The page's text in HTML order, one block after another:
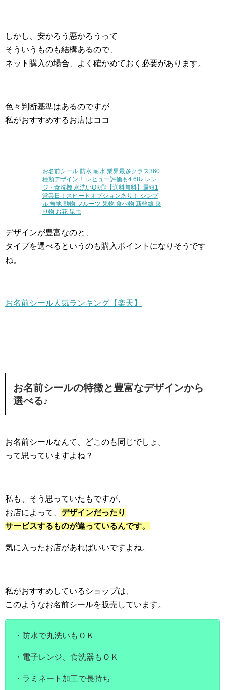
しかし、安かろう悪かろうって
そういうものも結構あるので、
ネット購入の場合、よく確かめておく必要があります。
色々判断基準はあるのですが
私がおすすめするお店はココ
お名前シール 防水 耐水 業界最多クラス360
種類デザイン！ レビュー評価も4.68♪ レン
ジ・食洗機 水洗いOK◎【送料無料】最短1
営業日！スピードオプションあり！ シンプ
ル 無地 動物 フルーツ 果物 食べ物 新幹線 乗
り物 お花 昆虫
デザインが豊富なのと、
タイプを選べるというのも購入ポイントになりそうです
ね。
お名前シール人気ランキング【楽天】
お名前シールの特徴と豊富なデザインから
選べる♪
お名前シールなんて、どこのも同じでしょ。
って思っていますよね？
私も、そう思っていたもですが、
お店によって、 デザインだったり
サービスするものが違っているんです。
気に入ったお店があればいいですよね。
私がおすすめしているショップは、
このようなお名前シールを販売しています。
・防水で丸洗いもＯＫ
・電子レンジ、食洗器もＯＫ
・ラミネート加工で長持ち